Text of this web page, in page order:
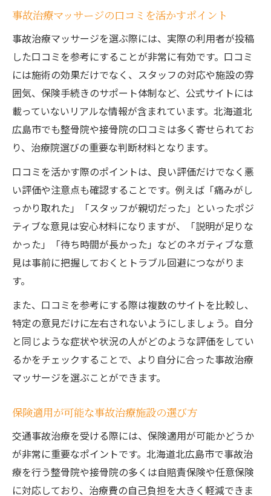
事故治療マッサージの口コミを活かすポイント
事故治療マッサージを選ぶ際には、実際の利用者が投稿
した口コミを参考にすることが非常に有効です。口コミ
には施術の効果だけでなく、スタッフの対応や施設の雰
囲気、保険手続きのサポート体制など、公式サイトには
載っていないリアルな情報が含まれています。北海道北
広島市でも整骨院や接骨院の口コミは多く寄せられてお
り、治療院選びの重要な判断材料となります。
口コミを活かす際のポイントは、良い評価だけでなく悪
い評価や注意点も確認することです。例えば「痛みがし
っかり取れた」「スタッフが親切だった」といったポジ
ティブな意見は安心材料になりますが、「説明が足りな
かった」「待ち時間が長かった」などのネガティブな意
見は事前に把握しておくとトラブル回避につながりま
す。
また、口コミを参考にする際は複数のサイトを比較し、
特定の意見だけに左右されないようにしましょう。自分
と同じような症状や状況の人がどのような評価をしてい
るかをチェックすることで、より自分に合った事故治療
マッサージを選ぶことができます。
保険適用が可能な事故治療施設の選び方
交通事故治療を受ける際には、保険適用が可能かどうか
が非常に重要なポイントです。北海道北広島市で事故治
療を行う整骨院や接骨院の多くは自賠責保険や任意保険
に対応しており、治療費の自己負担を大きく軽減できま